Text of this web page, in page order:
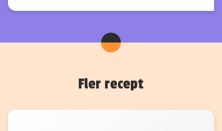
Fler recept